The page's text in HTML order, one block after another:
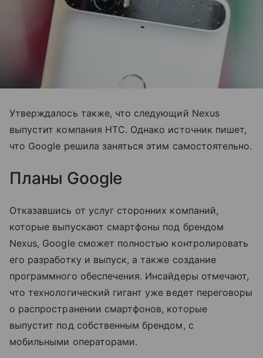
Утверждалось также, что следующий Nexus
выпустит компания HTC. Однако источник пишет,
что Google решила заняться этим самостоятельно.
Планы Google
Отказавшись от услуг сторонних компаний,
которые выпускают смартфоны под брендом
Nexus, Google сможет полностью контролировать
его разработку и выпуск, а также создание
программного обеспечения. Инсайдеры отмечают,
что технологический гигант уже ведет переговоры
о распространении смартфонов, которые
выпустит под собственным брендом, с
мобильными операторами.